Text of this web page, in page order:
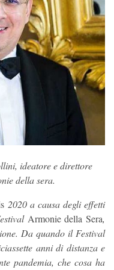
ideatore e direttore
della sera.
2020 a causa degli effetti
Armonie della Sera,
Da quando il Festival
anni di distanza e
pandemia, che cosa ha